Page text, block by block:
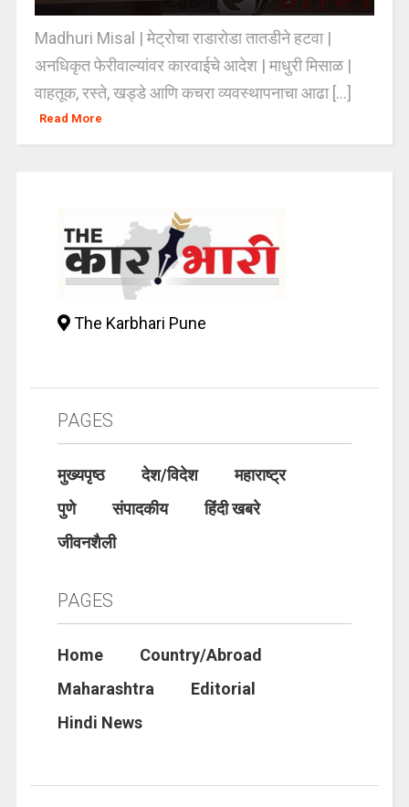
Madhuri Misal | मेट्रोचा राडारोडा तातडीने हटवा |
अनधिकृत फेरीवाल्यांवर कारवाईचे आदेश | माधुरी मिसाळ |
वाहतूक, रस्ते, खड्डे आणि कचरा व्यवस्थापनाचा आढा [...]
Read More
The Karbhari Pune
PAGES
मुख्यपृष्ठ देश/विदेश
महाराष्ट्र
पुणे
संपादकीय
हिंदी खबरे
जीवनशैली
PAGES
Home
Country/Abroad
Maharashtra
Editorial
Hindi News